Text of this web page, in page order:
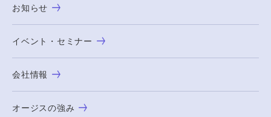
お知らせ
イベント・セミナー
会社情報
オージスの強み